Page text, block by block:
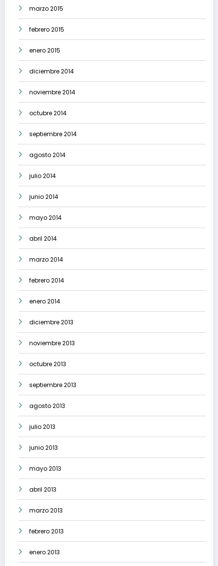
marzo 2015
febrero 2015
enero 2015
diciembre 2014
noviembre 2014
octubre 2014
septiembre 2014
agosto 2014
julio 2014
junio 2014
mayo 2014
abril 2014
marzo 2014
febrero 2014
enero 2014
diciembre 2013
noviembre 2013
octubre 2013
septiembre 2013
agosto 2013
julio 2013
junio 2013
mayo 2013
abril 2013
marzo 2013
febrero 2013
enero 2013